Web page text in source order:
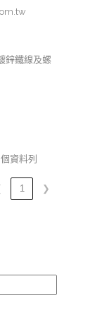
鋅鐵線及螺
資料列
1 ❯